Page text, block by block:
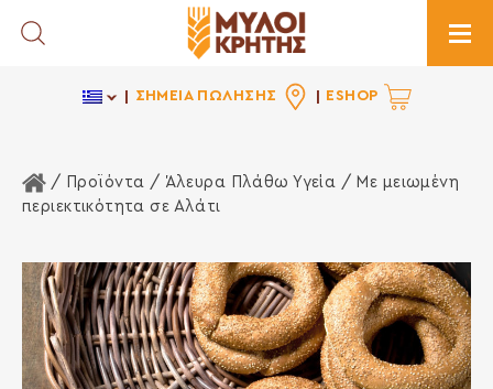
Toggle Search
ΣΗΜΕΙΑ ΠΩΛΗΣΗΣ ESHOP
Αρχική Σελίδα
/ Προϊόντα / Άλευρα Πλάθω Υγεία / Mε μειωμένη
περιεκτικότητα σε Αλάτι